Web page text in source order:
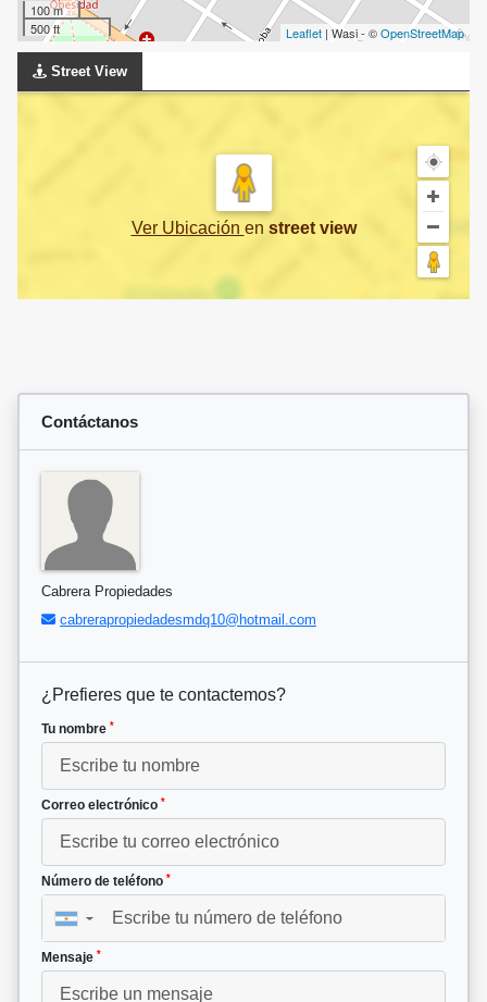
100 m
500 ft
Leaflet | Wasi - ©OpenStreetMap
Street View
Ver Ubicación en street view
Contáctanos
Cabrera Propiedades
cabrerapropiedadesmdq10@hotmail.com
¿Prefieres que te contactemos?
Tu nombre *
Correo electrónico *
Número de teléfono *
▼
Mensaje *